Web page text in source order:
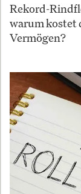
Rekord-
warum kostet
Vermögen?